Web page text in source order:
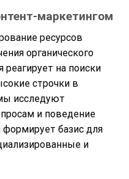
маркетингом
ресурсов
органического
на поиски
строчки в
исследуют
и поведение
формирует базис для
и